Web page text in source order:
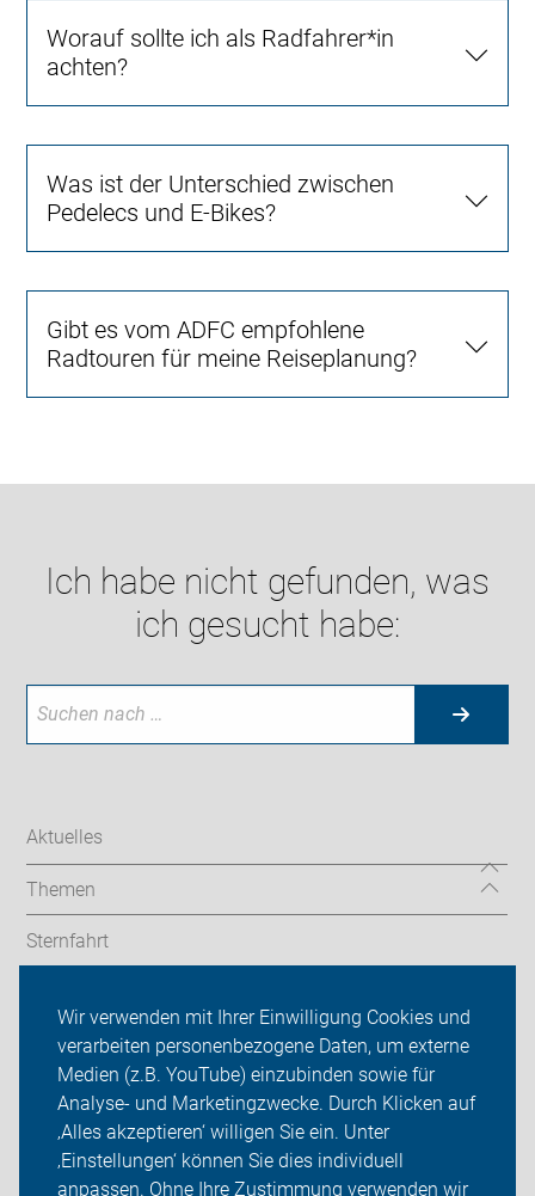
Wir verwenden mit Ihrer Einwilligung Cookies und
verarbeiten personenbezogene Daten, um externe
Medien (z.B. YouTube) einzubinden sowie für
Analyse- und Marketingzwecke. Durch Klicken auf
‚Alles akzeptieren‘ willigen Sie ein. Unter
‚Einstellungen‘ können Sie dies individuell
anpassen. Ohne Ihre Zustimmung verwenden wir
Worauf sollte ich als Radfahrer*in
achten?
Was ist der Unterschied zwischen
Pedelecs und E-Bikes?
Gibt es vom ADFC empfohlene
Radtouren für meine Reiseplanung?
Ich habe nicht gefunden, was
ich gesucht habe:
Aktuelles
Themen
Sternfahrt
ADFC Berlin
Sei dabei
Presse